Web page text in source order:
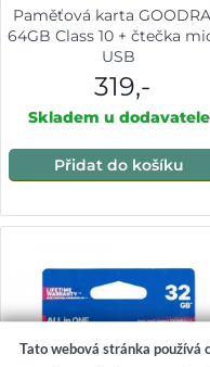
Paměťová karta
64GB Class 10 + čtečka
USB
319,-
Skladem u dodavatele
Přidat do košíku
Tato webová stránka používá